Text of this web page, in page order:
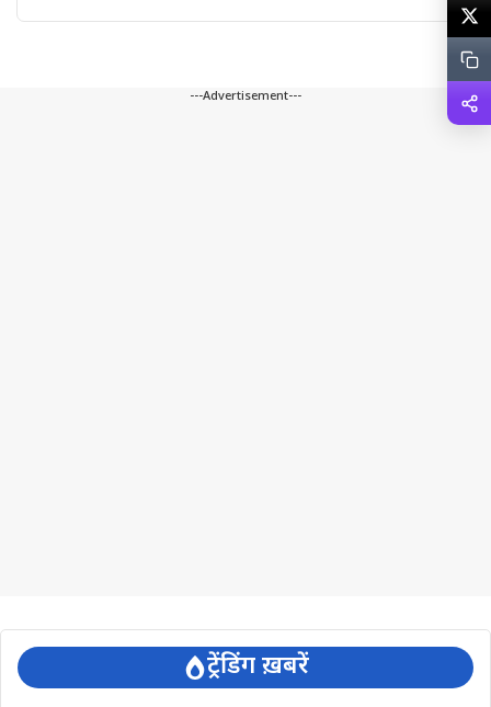
---Advertisement---
ट्रेंडिंग ख़बरें